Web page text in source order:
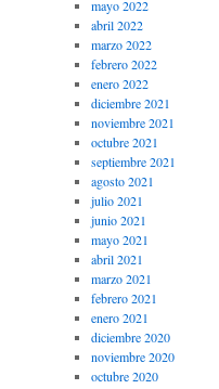
mayo 2022
abril 2022
marzo 2022
febrero 2022
enero 2022
diciembre 2021
noviembre 2021
octubre 2021
septiembre 2021
agosto 2021
julio 2021
junio 2021
mayo 2021
abril 2021
marzo 2021
febrero 2021
enero 2021
diciembre 2020
noviembre 2020
octubre 2020